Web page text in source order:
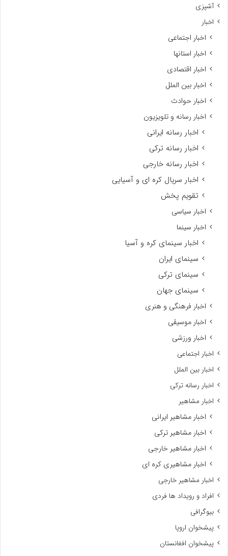
آشپزی
اخبار
اخبار اجتماعی
اخبار استانها
اخبار اقتصادی
اخبار بین الملل
اخبار حوادث
اخبار رسانه و تلویزیون
اخبار رسانه ایرانی
اخبار رسانه ترکی
اخبار رسانه خارجی
اخبار سریال کره ای و آسیایی
تقویم پخش
اخبار سیاسی
اخبار سینما
اخبار سینمای کره و آسیا
سینمای ایران
سینمای ترکی
سینمای جهان
اخبار فرهنگی و هنری
اخبار موسیقی
اخبار ورزشی
اخبار اجتماعی
اخبار بین الملل
اخبار رسانه ترکی
اخبار مشاهیر
اخبار مشاهیر ایرانی
اخبار مشاهیر ترکی
اخبار مشاهیر خارجی
اخبار مشاهیری کره ای
اخبار مشاهیر خارجی
افراد و رویداد ها فردی
بیوگرافی
پیشخوان اروپا
پیشخوان افغانستان